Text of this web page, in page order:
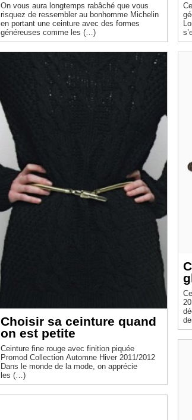
On vous aura longtemps rabâché que vous
risquez de ressembler au bonhomme Michelin
en portant une ceinture avec des formes
généreuses comme les (…)
Choisir sa ceinture quand
on est petite
Ceinture fine rouge avec finition piquée
Promod Collection Automne Hiver 2011/2012
Dans le monde de la mode, on apprécie
les (…)
2011/